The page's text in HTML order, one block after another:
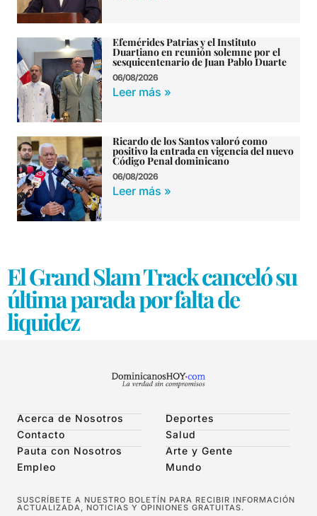
Efemérides Patrias y el Instituto
Duartiano en reunión solemne por el
sesquicentenario de Juan Pablo Duarte
06/08/2026
Leer más »
Ricardo de los Santos valoró como
positivo la entrada en vigencia del nuevo
Código Penal dominicano
06/08/2026
Leer más »
El Grand Slam Track canceló su
última parada por falta de
liquidez
Acerca de Nosotros
Contacto
Pauta con Nosotros
Empleo
Deportes
Salud
Arte y Gente
Mundo
SUSCRÍBETE A NUESTRO BOLETÍN PARA RECIBIR INFORMACIÓN
ACTUALIZADA, NOTICIAS Y OPINIONES GRATUITAS.